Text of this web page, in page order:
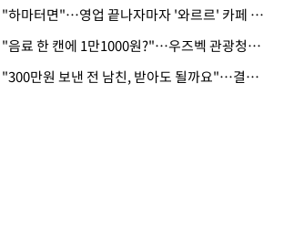
· "하마터면"…영업 끝나자마자 '와르르' 카페 테라스 덮친 대리석 외벽
· "음료 한 캔에 1만1000원?"…우즈벡 관광청까지 나섰다, 유튜버 폭로 후폭풍
· "300만원 보낸 전 남친, 받아도 될까요"…결혼 앞둔 예비신부의 뜻밖 고충